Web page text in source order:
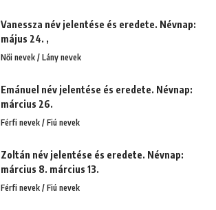
Vanessza név jelentése és eredete. Névnap:
május 24. ,
Női nevek / Lány nevek
Emánuel név jelentése és eredete. Névnap:
március 26.
Férfi nevek / Fiú nevek
Zoltán név jelentése és eredete. Névnap:
március 8. március 13.
Férfi nevek / Fiú nevek